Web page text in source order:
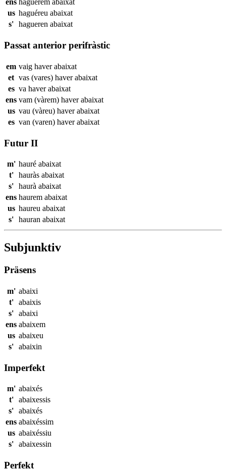
ens haguérem abaixat
us haguéreu abaixat
s' hagueren abaixat
Passat anterior perifràstic
em vaig haverabaixat
et vas (vares) haverabaixat
es va haverabaixat
ens vam (vàrem) haverabaixat
us vau (vàreu) haverabaixat
es van (varen) haverabaixat
Futur II
m' hauré abaixat
t'
hauràs abaixat
s' haurà abaixat
ens haurem abaixat
us haureu abaixat
s' hauran abaixat
Subjunktiv
Präsens
m' abaixi
t'
abaixis
s' abaixi
ens abaixem
us abaixeu
s' abaixin
Imperfekt
m' abaixés
t'
abaixessis
s' abaixés
ens abaixéssim
us abaixéssiu
s' abaixessin
Perfekt